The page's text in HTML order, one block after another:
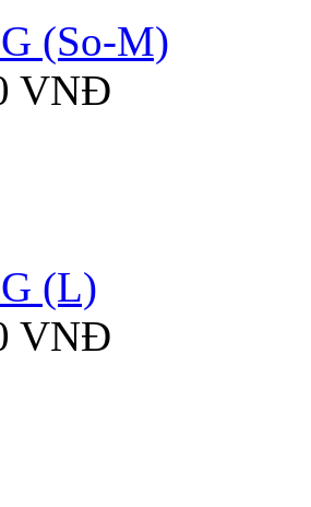
(So-M)
VNĐ
(L)
VNĐ